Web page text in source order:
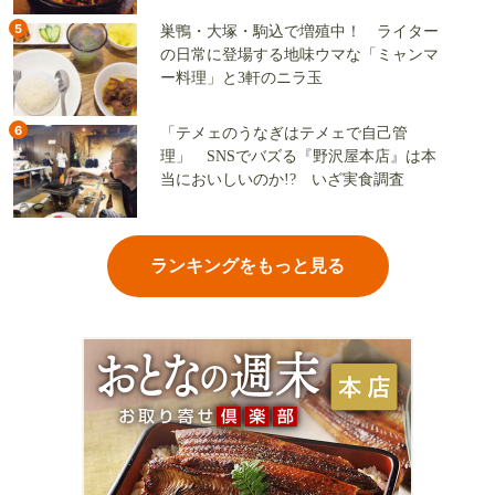
5
巣鴨・大塚・駒込で増殖中！ ライター
の日常に登場する地味ウマな「ミャンマ
ー料理」と3軒のニラ玉
6
「テメェのうなぎはテメェで自己管
理」 SNSでバズる『野沢屋本店』は本
当においしいのか!? いざ実食調査
ランキングをもっと見る